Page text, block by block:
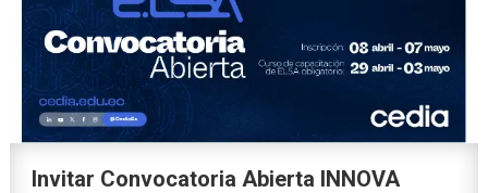
Invitar Convocatoria Abierta INNOVA